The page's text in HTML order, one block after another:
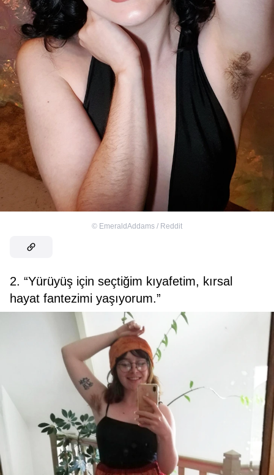
© EmeraldAddams / Reddit
2. “Yürüyüş için seçtiğim kıyafetim, kırsal
hayat fantezimi yaşıyorum.”